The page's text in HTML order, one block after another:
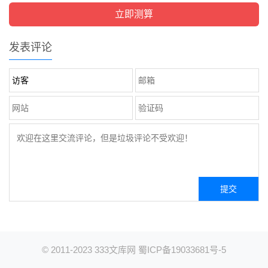
发表评论
© 2011-2023 333文库网 蜀ICP备19033681号-5